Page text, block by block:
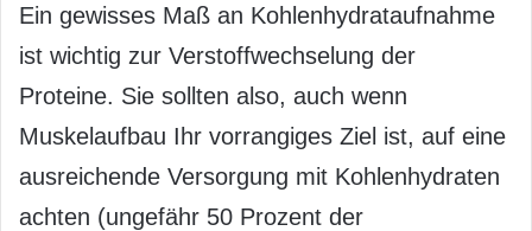
Ein gewisses Maß an Kohlenhydrataufnahme
ist wichtig zur Verstoffwechselung der
Proteine. Sie sollten also, auch wenn
Muskelaufbau Ihr vorrangiges Ziel ist, auf eine
ausreichende Versorgung mit Kohlenhydraten
achten (ungefähr 50 Prozent der